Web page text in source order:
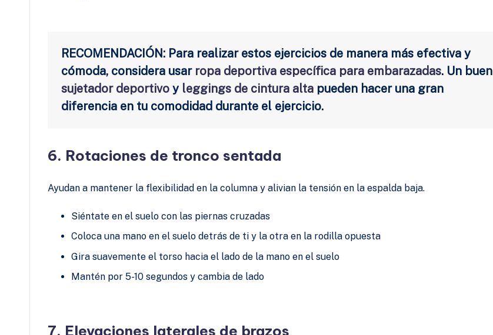
RECOMENDACIÓN: Para realizar estos ejercicios de manera más efectiva y
cómoda, considera usar ropa deportiva específica para embarazadas. Un buen
sujetador deportivoy leggings de cintura altapueden hacer una gran
diferencia en tu comodidad durante el ejercicio.
6. Rotaciones de tronco sentada
Ayudan a mantener la flexibilidad en la columna y alivian la tensión en la espalda baja.
Siéntate en el suelo con las piernas cruzadas
Coloca una mano en el suelo detrás de ti y la otra en la rodilla opuesta
Gira suavemente el torso hacia el lado de la mano en el suelo
Mantén por 5-10 segundos y cambia de lado
7. Elevaciones laterales de brazos